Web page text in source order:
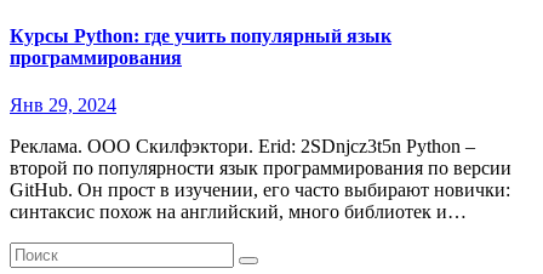
Курсы Python: где учить популярный язык
программирования
Янв 29, 2024
Реклама. ООО Скилфэктори. Erid: 2SDnjcz3t5n Python –
второй по популярности язык программирования по версии
GitHub. Он прост в изучении, его часто выбирают новички:
синтаксис похож на английский, много библиотек и…